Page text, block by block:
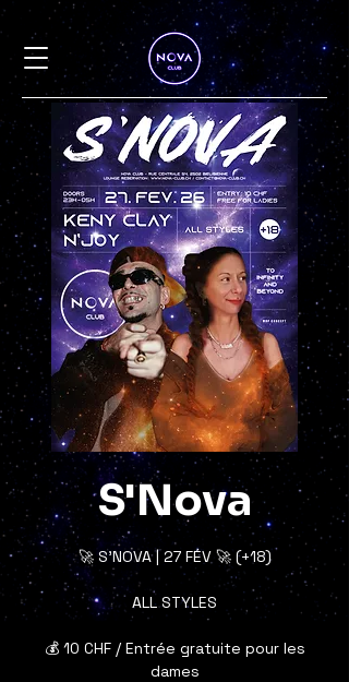
S'Nova
🚀 S’NOVA | 27 FÉV 🚀 (+18)
ALL STYLES
💰 10 CHF / Entrée gratuite pour les
dames